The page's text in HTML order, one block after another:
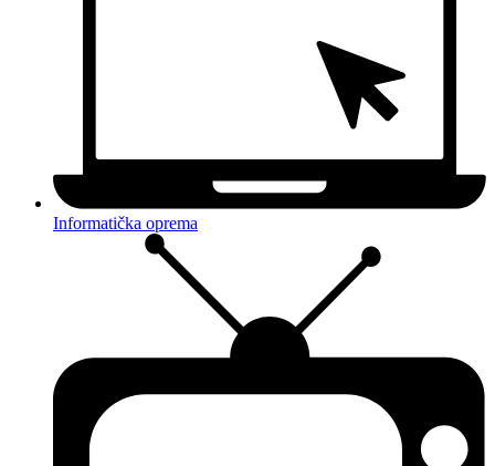
Informatička oprema